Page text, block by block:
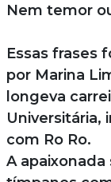
Nem temor
Essas frases
por Marina
longeva
Universitária,
com Ro Ro.
A